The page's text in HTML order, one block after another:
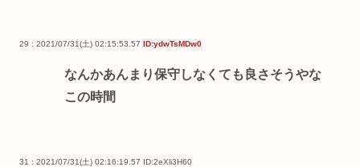
29 : 2021/07/31(土) 02:15:53.57 ID:ydwTsMDw0
なんかあんまり保守しなくても良さそうやな
この時間
31 : 2021/07/31(土) 02:16:19.57 ID:2eXli3H60